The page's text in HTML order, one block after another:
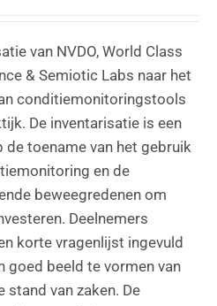
van NVDO, World Class
& Semiotic Labs naar het
conditiemonitoringstools
De inventarisatie is een
de toename van het gebruik
en de
beweegredenen om
Deelnemers
korte vragenlijst ingevuld
goed beeld te vormen van
stand van zaken. De